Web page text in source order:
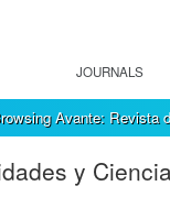
JOURNALS
Avante: Revista
y